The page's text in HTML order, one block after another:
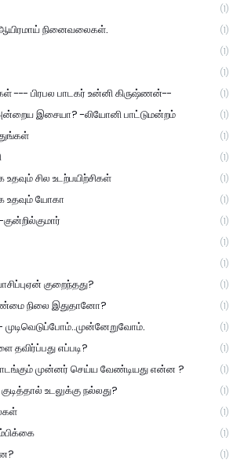
(1)
நினைவலைகள். (1)
(1)
(1)
--- பிரபல பாடகர் உன்னி கிருஷ்ணன்-- (1)
இசையா? -லியோனி பாட்டுமன்றம் (1)
(1)
(1)
சில உடற்பயிற்சிகள் (1)
உதவும் யோகா (1)
(1)
(1)
(1)
குறைந்தது? (1)
நிலை இதுதானோ? (1)
(1)
எப்படி? (1)
முன்னர் செய்ய வேண்டியது என்ன ? (1)
உடலுக்கு நல்லது? (1)
(1)
(1)
(1)